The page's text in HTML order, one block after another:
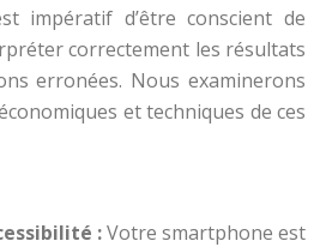
impératif d’être conscient de
correctement les résultats
erronées. Nous examinerons
et techniques de ces
:Votre smartphone est